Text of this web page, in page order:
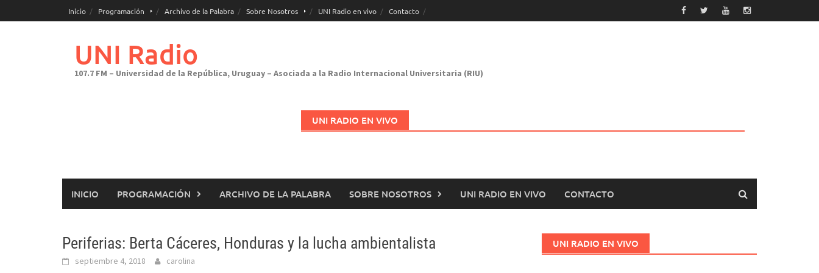
al
Inicio Programación Archivo de la Palabra Sobre Nosotros UNI Radio en vivo Contacto
UNI Radio
107.7 FM – Universidad de la República, Uruguay – Asociada a la Radio Internacional Universitaria (RIU)
UNI RADIO EN VIVO
INICIO PROGRAMACIÓN ARCHIVO DE LA PALABRA SOBRE NOSOTROS UNI RADIO EN VIVO CONTACTO
Periferias: Berta Cáceres, Honduras y la lucha ambientalista
septiembre 4, 2018 carolina
UNI RADIO EN VIVO